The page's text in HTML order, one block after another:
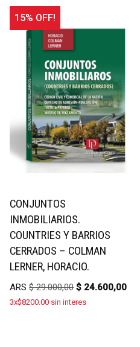
15% OFF!
CONJUNTOS
INMOBILIARIOS.
COUNTRIES Y BARRIOS
CERRADOS – COLMAN
LERNER, HORACIO.
ARS$29.000,00 $ 24.600,00
3x$8200.00 sin interes